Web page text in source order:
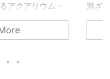
アクアリウム・
飼育データを共
「RIUM」を開発
用するメリッ
混ざ
メダ
質・